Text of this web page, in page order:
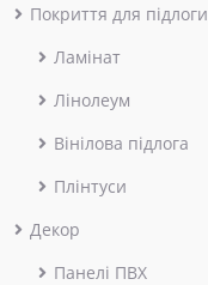
Покриття для підлоги
Ламінат
Лінолеум
Вінілова підлога
Плінтуси
Декор
Панелі ПВХ